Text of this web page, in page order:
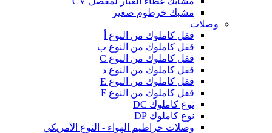
مشبك خرطوم صغير
وصلات
قفل كاملوك من النوع أ
قفل كاملوك من النوع ب
قفل كاملوك من النوع C
قفل كاملوك من النوع د
قفل كاملوك من النوع E
قفل كاملوك من النوع F
نوع كاملوك DC
نوع كاملوك DP
وصلات خراطيم الهواء - النوع الأمريكي